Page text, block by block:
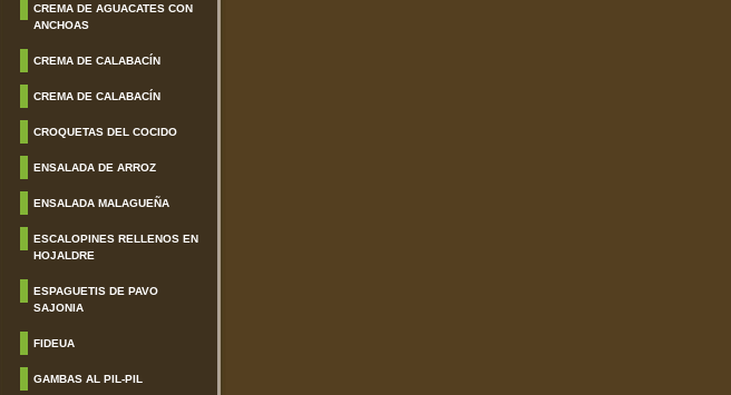
CREMA DE AGUACATES CON
ANCHOAS
CREMA DE CALABACÍN
CREMA DE CALABACÍN
CROQUETAS DEL COCIDO
ENSALADA DE ARROZ
ENSALADA MALAGUEÑA
ESCALOPINES RELLENOS EN
HOJALDRE
ESPAGUETIS DE PAVO
SAJONIA
FIDEUA
GAMBAS AL PIL-PIL